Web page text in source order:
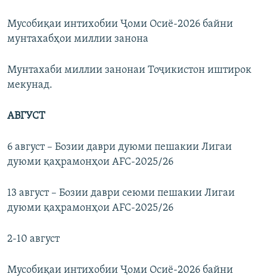
Мусобиқаи интихобии Ҷоми Осиё-2026 байни
мунтахабҳои миллии занона
Мунтахаби миллии занонаи Тоҷикистон иштирок
мекунад.
АВГУСТ
6 август – Бозии даври дуюми пешакии Лигаи
дуюми қаҳрамонҳои AFC-2025/26
13 август – Бозии даври сеюми пешакии Лигаи
дуюми қаҳрамонҳои AFC-2025/26
2-10 август
Мусобиқаи интихобии Ҷоми Осиё-2026 байни